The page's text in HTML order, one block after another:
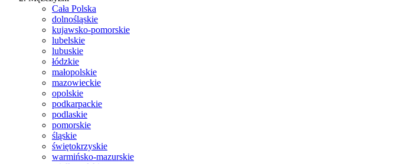
Cała Polska
dolnośląskie
kujawsko-pomorskie
lubelskie
lubuskie
łódzkie
małopolskie
mazowieckie
opolskie
podkarpackie
podlaskie
pomorskie
śląskie
świętokrzyskie
warmińsko-mazurskie